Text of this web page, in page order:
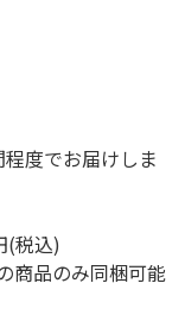
度でお届けしま
(税込)
商品のみ同梱可能